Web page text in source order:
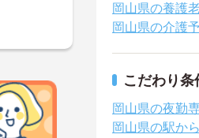
岡山県の養護
岡山県の介護
こだわり条
岡山県の夜勤
岡山県の駅か